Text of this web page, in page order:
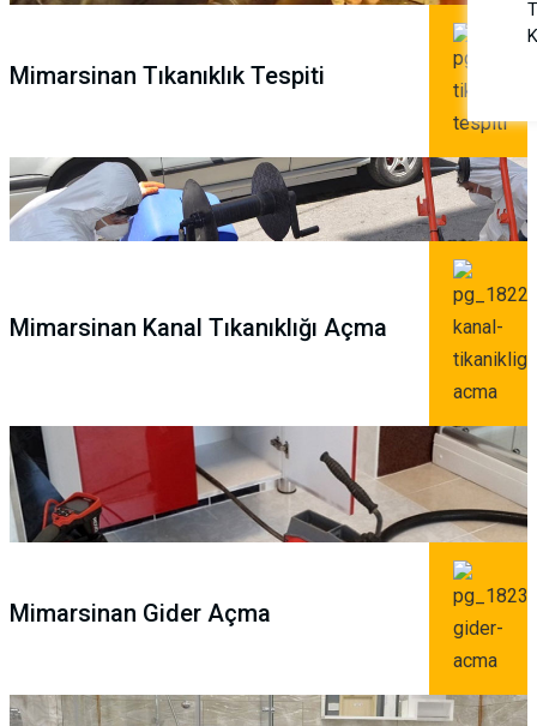
Mimarsinan Tıkanıklık Tespiti
Mimarsinan Kanal Tıkanıklığı Açma
Mimarsinan Gider Açma